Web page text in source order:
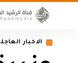
الاخبار